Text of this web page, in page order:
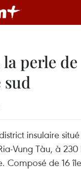
perle de
sud
insulaire
Vung Tàu, à
Composé de 16